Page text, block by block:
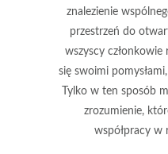
znalezienie
przestrzeń do
wszyscy członkowie
się swoimi
Tylko w ten sposób
zrozumienie,
współpracy w